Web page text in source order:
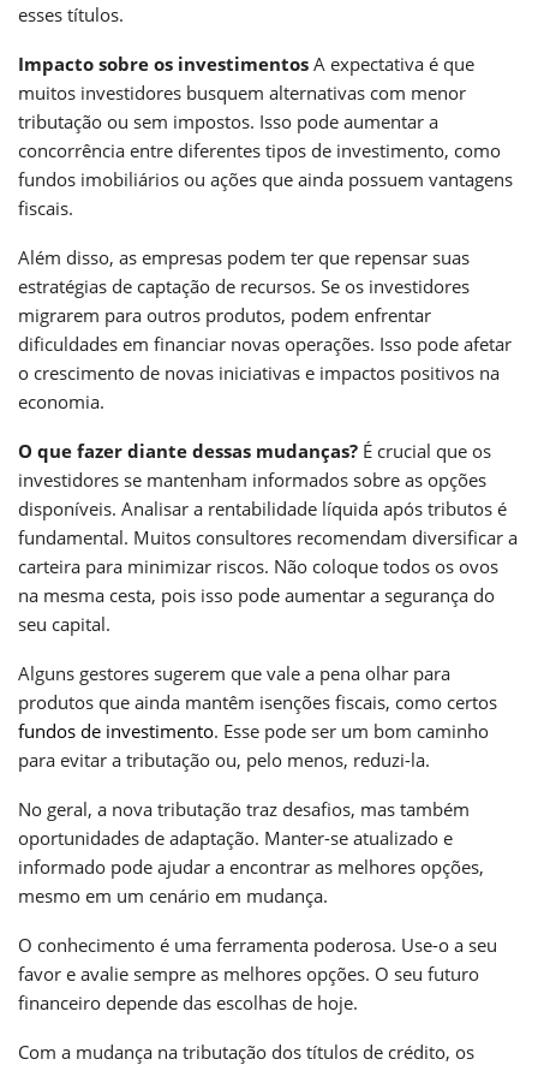
esses títulos.
Impacto sobre os investimentos A expectativa é que
muitos investidores busquem alternativas com menor
tributação ou sem impostos. Isso pode aumentar a
concorrência entre diferentes tipos de investimento, como
fundos imobiliários ou ações que ainda possuem vantagens
fiscais.
Além disso, as empresas podem ter que repensar suas
estratégias de captação de recursos. Se os investidores
migrarem para outros produtos, podem enfrentar
dificuldades em financiar novas operações. Isso pode afetar
o crescimento de novas iniciativas e impactos positivos na
economia.
O que fazer diante dessas mudanças? É crucial que os
investidores se mantenham informados sobre as opções
disponíveis. Analisar a rentabilidade líquida após tributos é
fundamental. Muitos consultores recomendam diversificar a
carteira para minimizar riscos. Não coloque todos os ovos
na mesma cesta, pois isso pode aumentar a segurança do
seu capital.
Alguns gestores sugerem que vale a pena olhar para
produtos que ainda mantêm isenções fiscais, como certos
fundos de investimento. Esse pode ser um bom caminho
para evitar a tributação ou, pelo menos, reduzi-la.
No geral, a nova tributação traz desafios, mas também
oportunidades de adaptação. Manter-se atualizado e
informado pode ajudar a encontrar as melhores opções,
mesmo em um cenário em mudança.
O conhecimento é uma ferramenta poderosa. Use-o a seu
favor e avalie sempre as melhores opções. O seu futuro
financeiro depende das escolhas de hoje.
Com a mudança na tributação dos títulos de crédito, os